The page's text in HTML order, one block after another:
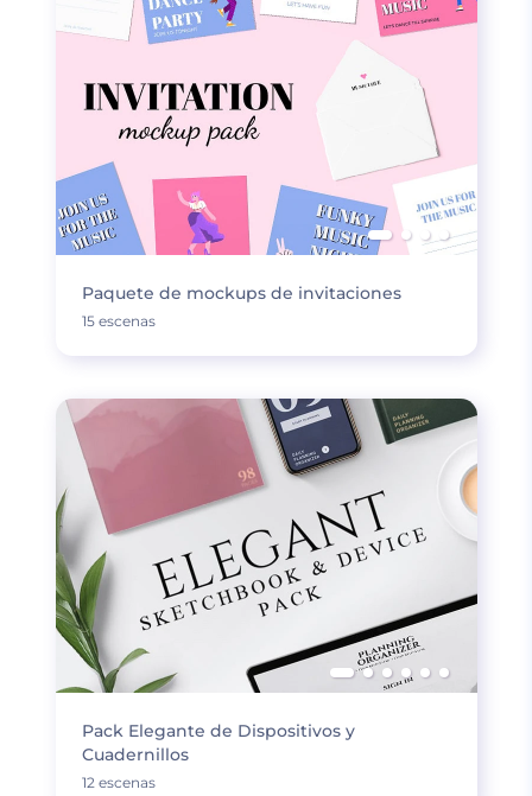
Paquete de mockups de invitaciones
15 escenas
Pack Elegante de Dispositivos y
Cuadernillos
12 escenas